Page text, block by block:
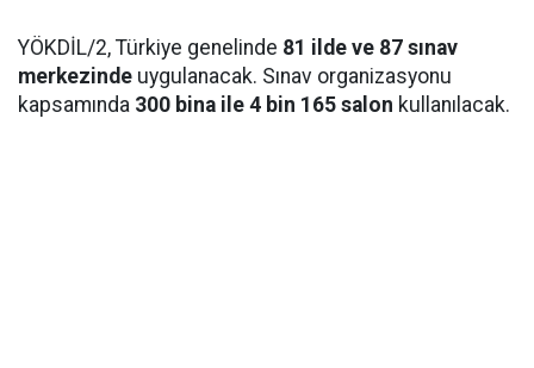
YÖKDİL/2, Türkiye genelinde 81 ilde ve 87 sınav
merkezinde uygulanacak. Sınav organizasyonu
kapsamında 300 bina ile 4 bin 165 salon kullanılacak.